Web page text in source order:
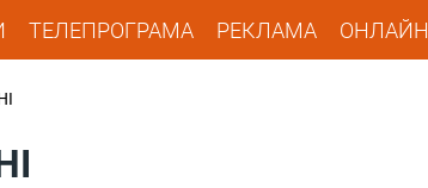
ТЕЛЕПРОГРАМА РЕКЛАМА ОНЛАЙН